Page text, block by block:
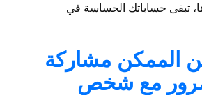
تبقى حساباتك الحساسة في
الممكن مشاركة
مع شخص